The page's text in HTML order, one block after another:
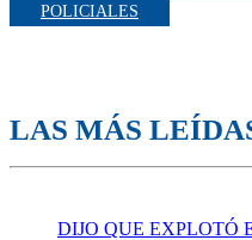
POLICIALES
LAS MÁS
DIJO QUE EXPLOTÓ